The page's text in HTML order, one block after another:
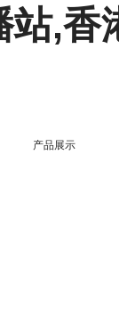
,香
产品展示